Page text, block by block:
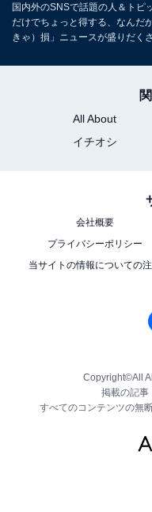
国内外のSNSで話題の人＆トピ
だけでちょっと得する、なんだ
きゃ）損」ニュースが盛りだくさ
All About
イチオシ
会社概要
プライバシーポリシー
当サイトの情報についての
Copyright©All
掲載の記事
すべてのコンテンツの無